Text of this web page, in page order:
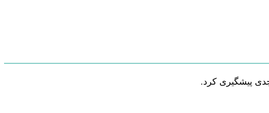
پیشگیری کرد.